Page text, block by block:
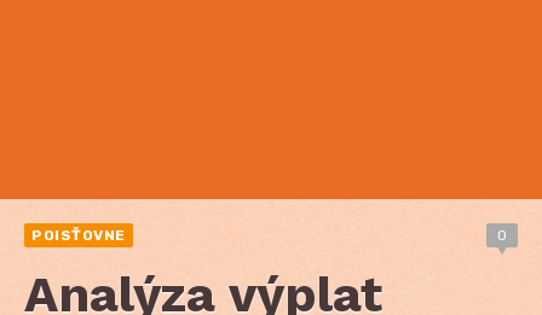
POISŤOVNE 0
Analýza výplat